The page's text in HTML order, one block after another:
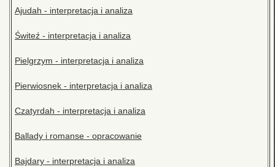
Ajudah - interpretacja i analiza
Świteź - interpretacja i analiza
Pielgrzym - interpretacja i analiza
Pierwiosnek - interpretacja i analiza
Czatyrdah - interpretacja i analiza
Ballady i romanse - opracowanie
Bajdary - interpretacja i analiza